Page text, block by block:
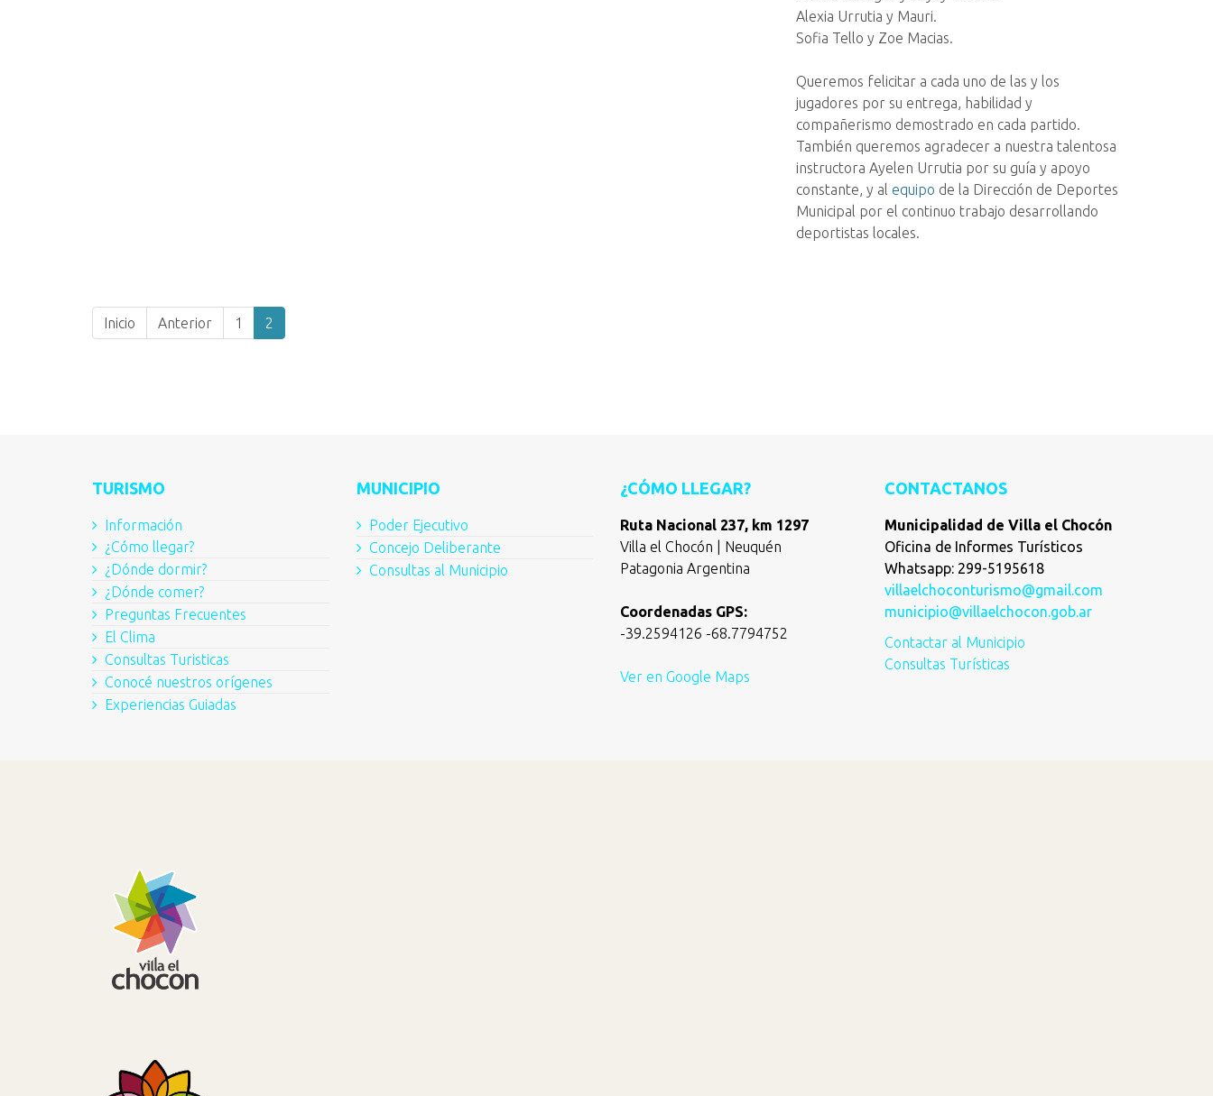
Alexia Urrutia y Mauri.
Sofia Tello y Zoe Macias.
Queremos felicitar a cada uno de las y los
jugadores por su entrega, habilidad y
compañerismo demostrado en cada partido.
También queremos agradecer a nuestra talentosa
instructora Ayelen Urrutia por su guía y apoyo
constante, y al equipo de la Dirección de Deportes
Municipal por el continuo trabajo desarrollando
deportistas locales.
Inicio Anterior 1 2
TURISMO
Información
¿Cómo llegar?
¿Dónde dormir?
¿Dónde comer?
Preguntas Frecuentes
El Clima
Consultas Turisticas
Conocé nuestros orígenes
Experiencias Guiadas
MUNICIPIO
Poder Ejecutivo
Concejo Deliberante
Consultas al Municipio
¿CÓMO LLEGAR?
Ruta Nacional 237, km 1297
Villa el Chocón | Neuquén
Patagonia Argentina
Coordenadas GPS:
-39.2594126 -68.7794752
Ver en Google Maps
CONTACTANOS
Municipalidad de Villa el Chocón
Oficina de Informes Turísticos
Whatsapp: 299-5195618
villaelchoconturismo@gmail.com
municipio@villaelchocon.gob.ar
Contactar al Municipio
Consultas Turísticas